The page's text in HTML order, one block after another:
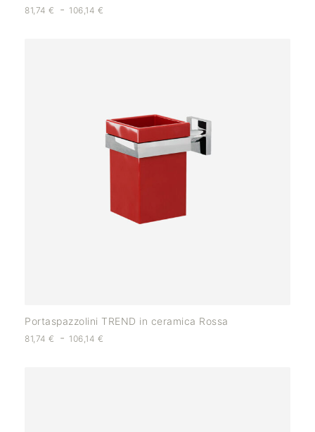
81,74 € - 106,14 €
Portaspazzolini TREND in ceramica Rossa
81,74 € - 106,14 €